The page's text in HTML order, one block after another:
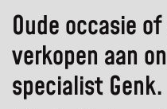
Oude occasie
verkopen aan
specialist Genk.